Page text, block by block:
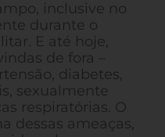
inclusive no
durante o
E até hoje,
de fora –
diabetes,
sexualmente
respiratórias. O
dessas ameaças,